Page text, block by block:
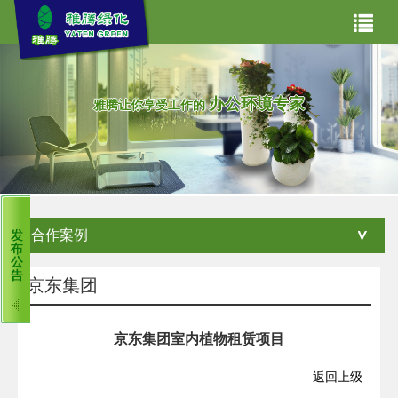
关于我们
主营业务
雅腾资讯
雅腾让你享受工作的办公环境专家
合作案例
京东集团
京东集团室内植物租赁项目
返回上级
租赁常见问题